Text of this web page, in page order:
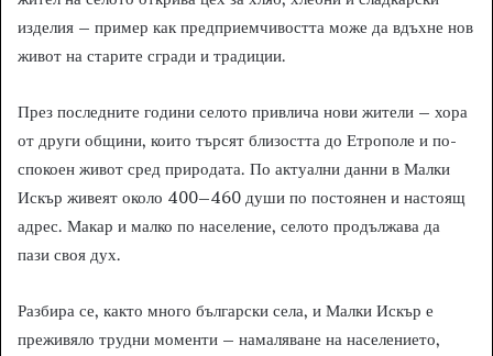
изделия – пример как предприемчивостта може да вдъхне нов
живот на старите сгради и традиции.
През последните години селото привлича нови жители – хора
от други общини, които търсят близостта до Етрополе и по-
спокоен живот сред природата. По актуални данни в Малки
Искър живеят около 400–460 души по постоянен и настоящ
адрес. Макар и малко по население, селото продължава да
пази своя дух.
Разбира се, както много български села, и Малки Искър е
преживяло трудни моменти – намаляване на населението,